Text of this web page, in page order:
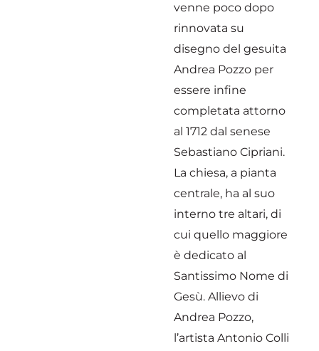
venne poco dopo
rinnovata su
disegno del gesuita
Andrea Pozzo per
essere infine
completata attorno
al 1712 dal senese
Sebastiano Cipriani.
La chiesa, a pianta
centrale, ha al suo
interno tre altari, di
cui quello maggiore
è dedicato al
Santissimo Nome di
Gesù. Allievo di
Andrea Pozzo,
l’artista Antonio Colli